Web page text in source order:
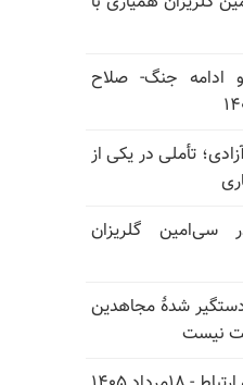
ادامه جنگ- صلاح
تأملی در یکی از
گلریزان
دستگیر شدهٔ مجاهدین
نیست